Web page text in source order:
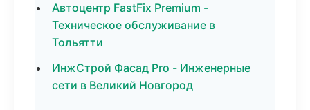
Автоцентр FastFix Premium -
Техническое обслуживание в
Тольятти
ИнжСтрой Фасад Pro - Инженерные
сети в Великий Новгород